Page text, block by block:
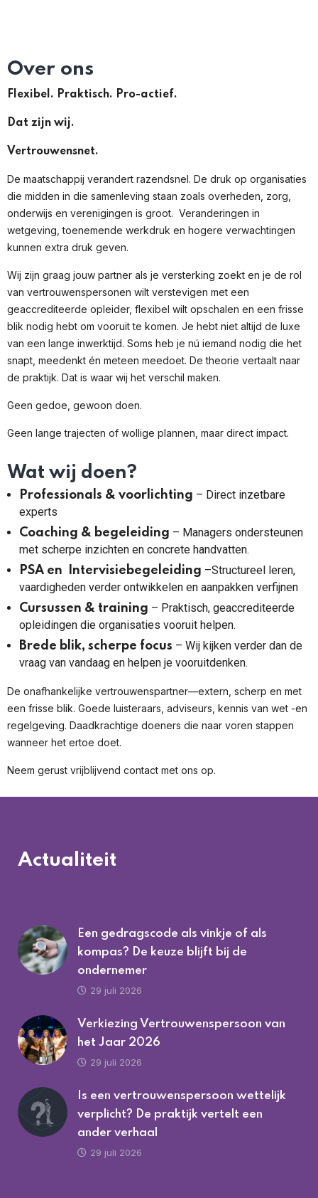
Over ons
Flexibel. Praktisch. Pro-actief.
Dat zijn wij.
Vertrouwensnet.
De maatschappij verandert razendsnel. De druk op organisaties
die midden in die samenleving staan zoals overheden, zorg,
onderwijs en verenigingen is groot. Veranderingen in
wetgeving, toenemende werkdruk en hogere verwachtingen
kunnen extra druk geven.
Wij zijn graag jouw partner als je versterking zoekt en je de rol
van vertrouwenspersonen wilt verstevigen met een
geaccrediteerde opleider, flexibel wilt opschalen en een frisse
blik nodig hebt om vooruit te komen. Je hebt niet altijd de luxe
van een lange inwerktijd. Soms heb je nú iemand nodig die het
snapt, meedenkt én meteen meedoet. De theorie vertaalt naar
de praktijk. Dat is waar wij het verschil maken.
Geen gedoe, gewoon doen.
Geen lange trajecten of wollige plannen, maar direct impact.
Wat wij doen?
Professionals & voorlichting – Direct inzetbare
experts
Coaching & begeleiding – Managers ondersteunen
met scherpe inzichten en concrete handvatten.
PSA en Intervisiebegeleiding –Structureel leren,
vaardigheden verder ontwikkelen en aanpakken verfijnen
Cursussen & training – Praktisch, geaccrediteerde
opleidingen die organisaties vooruit helpen.
Brede blik, scherpe focus – Wij kijken verder dan de
vraag van vandaag en helpen je vooruitdenken.
De onafhankelijke vertrouwenspartner—extern, scherp en met
een frisse blik. Goede luisteraars, adviseurs, kennis van wet -en
regelgeving. Daadkrachtige doeners die naar voren stappen
wanneer het ertoe doet.
Neem gerust vrijblijvend contact met ons op.
Actualiteit
Een gedragscode als vinkje of als
kompas? De keuze blijft bij de
ondernemer
29 juli 2026
Verkiezing Vertrouwenspersoon van
het Jaar 2026
29 juli 2026
Is een vertrouwenspersoon wettelijk
verplicht? De praktijk vertelt een
ander verhaal
29 juli 2026